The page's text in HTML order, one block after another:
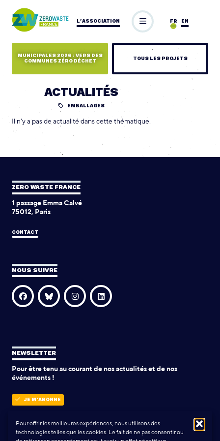
Pour offrir les meilleures expériences, nous utilisons des
technologies telles que les cookies. Le fait de ne pas consentir ou
L’ASSOCIATION EN
FR
MUNICIPALES 2026 : VERS DES
COMMUNES ZÉRO DÉCHET
TOUS LES PROJETS
ACTUALITÉS
EMBALLAGES
Il n'y a pas de actualité dans cette thématique.
ZERO WASTE FRANCE
1 passage Emma Calvé
75012, Paris
CONTACT
NOUS SUIVRE
NEWSLETTER
Pour être tenu au courant de nos actualités et de nos
événements !
JE M'ABONNE
POLITIQUE DE CONFIDENTIALITÉ